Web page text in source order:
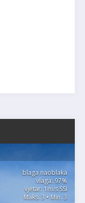
blaga naoblaka
vlaga: 97%
vjetar: 1m/s SSI
Maks. 3 • Min. 3